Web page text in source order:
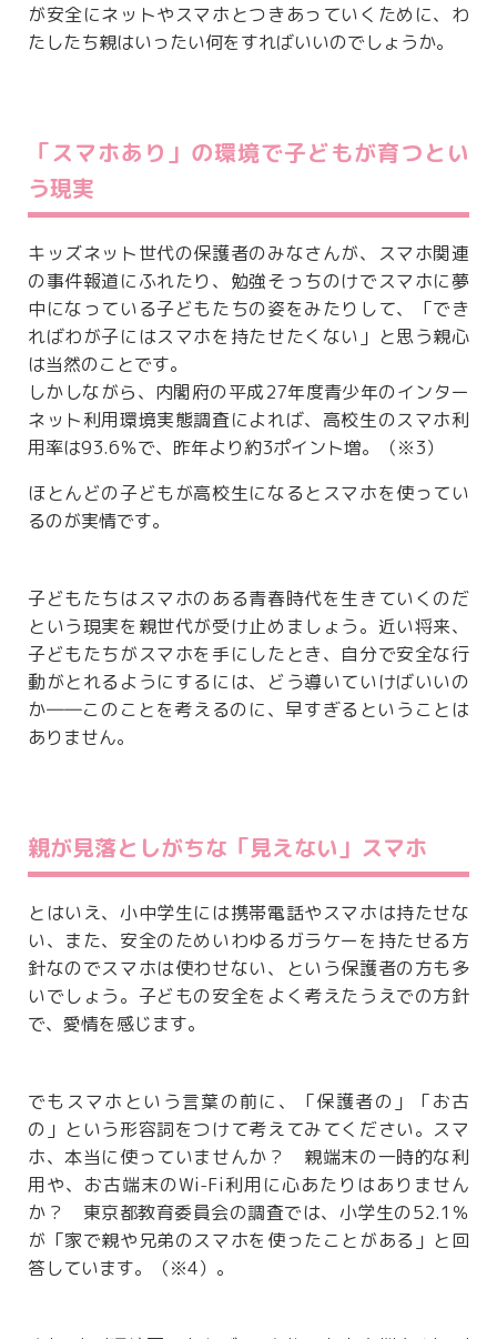
が安全にネットやスマホとつきあっていくために、わ
たしたち親はいったい何をすればいいのでしょうか。
「スマホあり」の環境で子どもが育つとい
う現実
キッズネット世代の保護者のみなさんが、スマホ関連
の事件報道にふれたり、勉強そっちのけでスマホに夢
中になっている子どもたちの姿をみたりして、「でき
ればわが子にはスマホを持たせたくない」と思う親心
は当然のことです。
しかしながら、内閣府の平成27年度青少年のインター
ネット利用環境実態調査によれば、高校生のスマホ利
用率は93.6％で、昨年より約3ポイント増。（※3）
ほとんどの子どもが高校生になるとスマホを使ってい
るのが実情です。
子どもたちはスマホのある青春時代を生きていくのだ
という現実を親世代が受け止めましょう。近い将来、
子どもたちがスマホを手にしたとき、自分で安全な行
動がとれるようにするには、どう導いていけばいいの
か――このことを考えるのに、早すぎるということは
ありません。
親が見落としがちな「見えない」スマホ
とはいえ、小中学生には携帯電話やスマホは持たせな
い、また、安全のためいわゆるガラケーを持たせる方
針なのでスマホは使わせない、という保護者の方も多
いでしょう。子どもの安全をよく考えたうえでの方針
で、愛情を感じます。
でもスマホという言葉の前に、「保護者の」「お古
の」という形容詞をつけて考えてみてください。スマ
ホ、本当に使っていませんか？ 親端末の一時的な利
用や、お古端末のWi-Fi利用に心あたりはありません
か？ 東京都教育委員会の調査では、小学生の52.1％
が「家で親や兄弟のスマホを使ったことがある」と回
答しています。（※4）。